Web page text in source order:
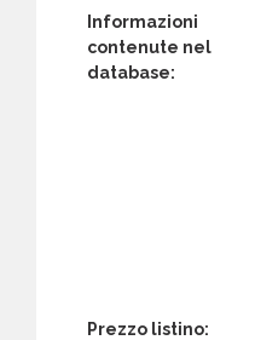
Informazioni
contenute nel
database:
Prezzo listino: